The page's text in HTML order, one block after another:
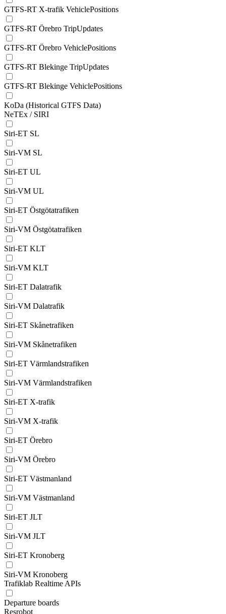
GTFS-RT X-trafik VehiclePositions
GTFS-RT Örebro TripUpdates
GTFS-RT Örebro VehiclePositions
GTFS-RT Blekinge TripUpdates
GTFS-RT Blekinge VehiclePositions
KoDa (Historical GTFS Data)
NeTEx / SIRI
Siri-ET SL
Siri-VM SL
Siri-ET UL
Siri-VM UL
Siri-ET Östgötatrafiken
Siri-VM Östgötatrafiken
Siri-ET KLT
Siri-VM KLT
Siri-ET Dalatrafik
Siri-VM Dalatrafik
Siri-ET Skånetrafiken
Siri-VM Skånetrafiken
Siri-ET Värmlandstrafiken
Siri-VM Värmlandstrafiken
Siri-ET X-trafik
Siri-VM X-trafik
Siri-ET Örebro
Siri-VM Örebro
Siri-ET Västmanland
Siri-VM Västmanland
Siri-ET JLT
Siri-VM JLT
Siri-ET Kronoberg
Siri-VM Kronoberg
Trafiklab Realtime APIs
Departure boards
Resrobot